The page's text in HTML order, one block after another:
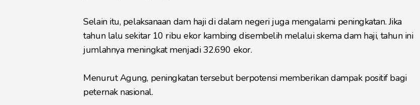
Selain itu, pelaksanaan dam haji di dalam negeri juga mengalami peningkatan. Jika
tahun lalu sekitar 10 ribu ekor kambing disembelih melalui skema dam haji, tahun ini
jumlahnya meningkat menjadi 32.690 ekor.
Menurut Agung, peningkatan tersebut berpotensi memberikan dampak positif bagi
peternak nasional.